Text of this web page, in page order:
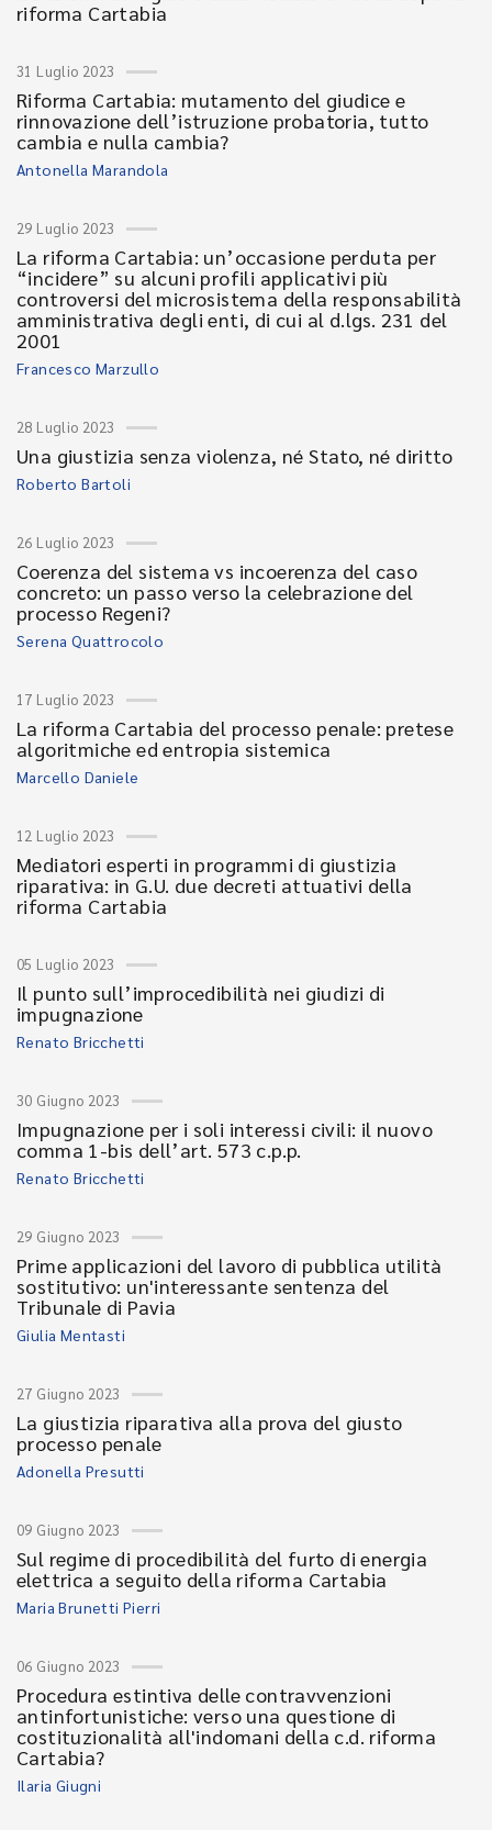
riforma Cartabia
31 Luglio 2023
Riforma Cartabia: mutamento del giudice e
rinnovazione dell’istruzione probatoria, tutto
cambia e nulla cambia?
Antonella Marandola
29 Luglio 2023
La riforma Cartabia: un’occasione perduta per
“incidere” su alcuni profili applicativi più
controversi del microsistema della responsabilità
amministrativa degli enti, di cui al d.lgs. 231 del
2001
Francesco Marzullo
28 Luglio 2023
Una giustizia senza violenza, né Stato, né diritto
Roberto Bartoli
26 Luglio 2023
Coerenza del sistema vs incoerenza del caso
concreto: un passo verso la celebrazione del
processo Regeni?
Serena Quattrocolo
17 Luglio 2023
La riforma Cartabia del processo penale: pretese
algoritmiche ed entropia sistemica
Marcello Daniele
12 Luglio 2023
Mediatori esperti in programmi di giustizia
riparativa: in G.U. due decreti attuativi della
riforma Cartabia
05 Luglio 2023
Il punto sull’improcedibilità nei giudizi di
impugnazione
Renato Bricchetti
30 Giugno 2023
Impugnazione per i soli interessi civili: il nuovo
comma 1-bis dell’art. 573 c.p.p.
Renato Bricchetti
29 Giugno 2023
Prime applicazioni del lavoro di pubblica utilità
sostitutivo: un'interessante sentenza del
Tribunale di Pavia
Giulia Mentasti
27 Giugno 2023
La giustizia riparativa alla prova del giusto
processo penale
Adonella Presutti
09 Giugno 2023
Sul regime di procedibilità del furto di energia
elettrica a seguito della riforma Cartabia
Maria Brunetti Pierri
06 Giugno 2023
Procedura estintiva delle contravvenzioni
antinfortunistiche: verso una questione di
costituzionalità all'indomani della c.d. riforma
Cartabia?
Ilaria Giugni